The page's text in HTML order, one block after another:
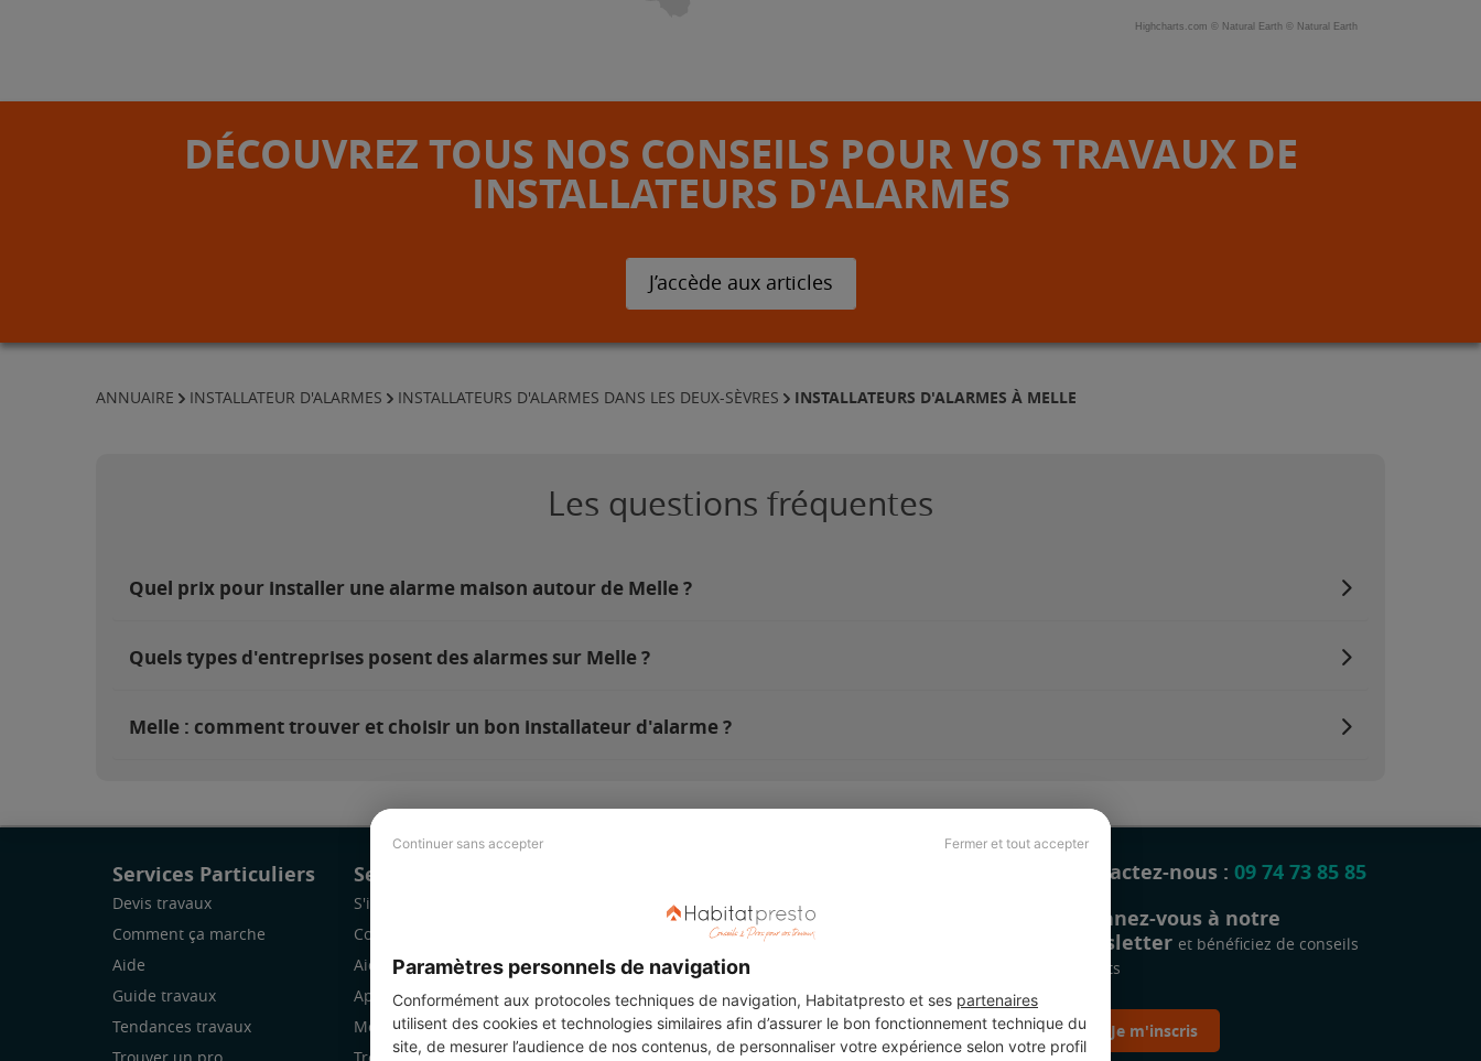
Continuer sans accepter Fermer et tout accepter
Paramètres personnels de navigation
Conformément aux protocoles techniques de navigation, Habitatpresto et ses partenaires
utilisent des cookies et technologies similaires afin d’assurer le bon fonctionnement technique du
site, de mesurer l’audience de nos contenus, de personnaliser votre expérience selon votre profil
Highcharts.com © Natural Earth © Natural Earth
DÉCOUVREZ TOUS NOS CONSEILS POUR VOS TRAVAUX DE
INSTALLATEURS D'ALARMES
J’accède aux articles
ANNUAIRE INSTALLATEUR D'ALARMES INSTALLATEURS D'ALARMES DANS LES DEUX-SÈVRES INSTALLATEURS D'ALARMES À MELLE
Les questions fréquentes
Quel prix pour installer une alarme maison autour de Melle ?
Quels types d'entreprises posent des alarmes sur Melle ?
Melle : comment trouver et choisir un bon installateur d'alarme ?
Services Particuliers
Devis travaux
Comment ça marche
Aide
Guide travaux
Tendances travaux
Services Pro
S'inscrire
Comment ça marche
Aide
Application Mobile
Mon espace
Revue de presse
Légal
Charte cookies
Contactez-nous : 09 74 73 85 85
Abonnez-vous à notre
newsletter et bénéficiez de conseils
gratuits
Je m'inscris